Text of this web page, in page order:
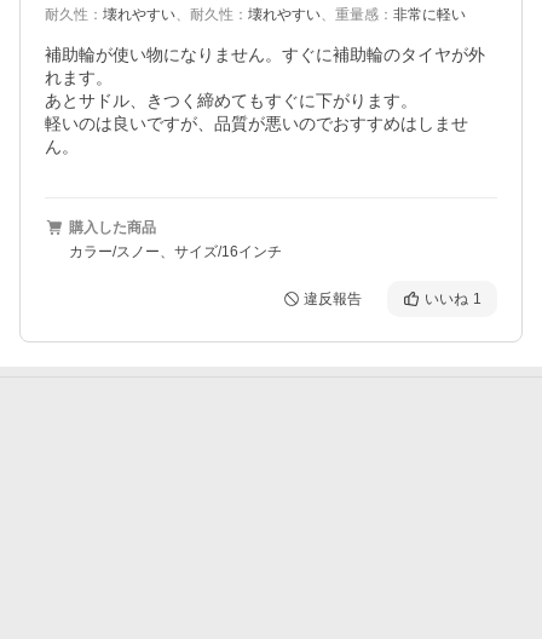
耐久性 ： 壊れやすい、 耐久性 ： 壊れやすい、 重量感 ： 非常に軽い
補助輪が使い物になりません。すぐに補助輪のタイヤが外
れます。
あとサドル、きつく締めてもすぐに下がります。
軽いのは良いですが、品質が悪いのでおすすめはしませ
ん。
購入した商品
カラー/スノー、サイズ/16インチ
違反報告 いいね 1